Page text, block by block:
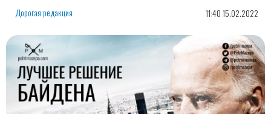
Дорогая редакция 11:40 15.02.2022